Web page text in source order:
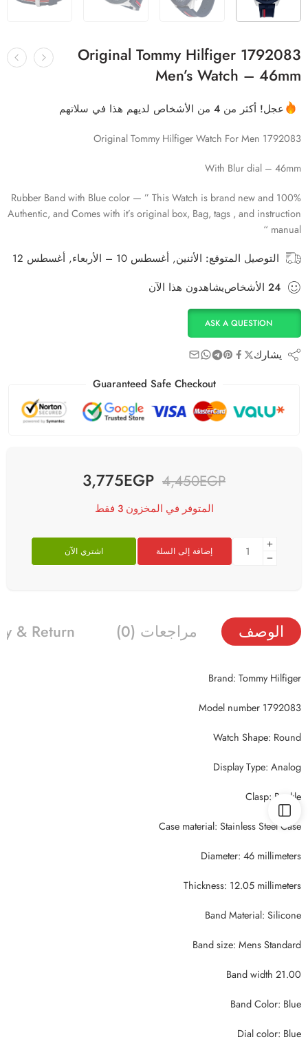
Original Tommy Hilfiger 1792083
Men’s Watch – 46mm
عجل! أكثر من 4 من الأشخاص لديهم هذا في سلاتهم
Original Tommy Hilfiger Watch For Men 1792083
With Blur dial – 46mm
Rubber Band with Blue color — ” This Watch is brand new and 100%
Authentic, and Comes with it’s original box, Bag, tags , and instruction
manual “
التوصيل المتوقع: الأثنين, أغسطس 10 – الأربعاء, أغسطس 12
24 الأشخاصيشاهدون هذا الآن
ASK A QUESTION
يشارك
Guaranteed Safe Checkout
4,450EGP
3,775EGP
المتوفر في المخزون 3 فقط
إضافة إلى السلة اشتري الآن
الوصف مراجعات (0) & Return
Brand: Tommy Hilfiger
Model number 1792083
Watch Shape: Round
Display Type: Analog
Clasp: Buckle
Case material: Stainless Steel Case
Diameter: 46 millimeters
Thickness: 12.05 millimeters
Band Material: Silicone
Band size: Mens Standard
Band width 21.00
Band Color: Blue
Dial color: Blue